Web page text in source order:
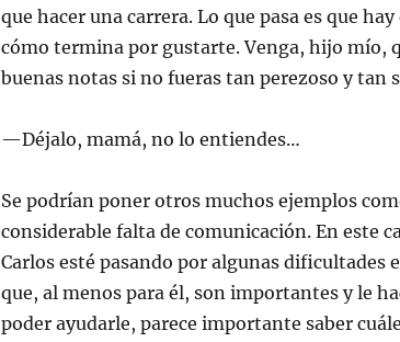
que hacer una carrera. Lo que pasa es que
cómo termina por gustarte. Venga, hijo mío,
buenas notas si no fueras tan perezoso y tan
—Déjalo, mamá, no lo entiendes…
Se podrían poner otros muchos ejemplos
considerable falta de comunicación. En este
Carlos esté pasando por algunas dificultades
que, al menos para él, son importantes y le
poder ayudarle, parece importante saber